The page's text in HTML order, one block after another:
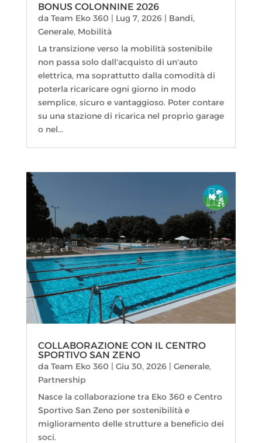
BONUS COLONNINE 2026
da Team Eko 360 | Lug 7, 2026| Bandi,
Generale, Mobilità
La transizione verso la mobilità sostenibile
non passa solo dall'acquisto di un'auto
elettrica, ma soprattutto dalla comodità di
poterla ricaricare ogni giorno in modo
semplice, sicuro e vantaggioso. Poter contare
su una stazione di ricarica nel proprio garage
o nel...
COLLABORAZIONE CON IL CENTRO
SPORTIVO SAN ZENO
da Team Eko 360 | Giu 30, 2026| Generale,
Partnership
Nasce la collaborazione tra Eko 360 e Centro
Sportivo San Zeno per sostenibilità e
miglioramento delle strutture a beneficio dei
soci.